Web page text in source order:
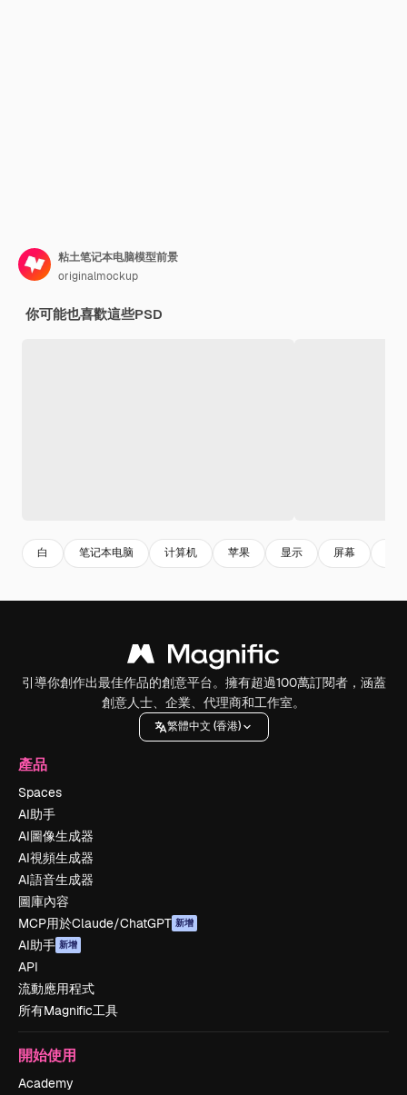
粘土笔记本电脑模型前景
originalmockup
你可能也喜歡這些PSD
白 笔记本电脑 计算机 苹果 显示 屏幕
引導你創作出最佳作品的創意平台。擁有超過100萬訂閱者，涵蓋
創意人士、企業、代理商和工作室。
繁體中文 (香港)
產品
Spaces
AI助手
AI圖像生成器
AI視頻生成器
AI語音生成器
圖庫內容
MCP用於Claude/ChatGPT 新增
AI助手 新增
API
流動應用程式
所有Magnific工具
開始使用
Academy